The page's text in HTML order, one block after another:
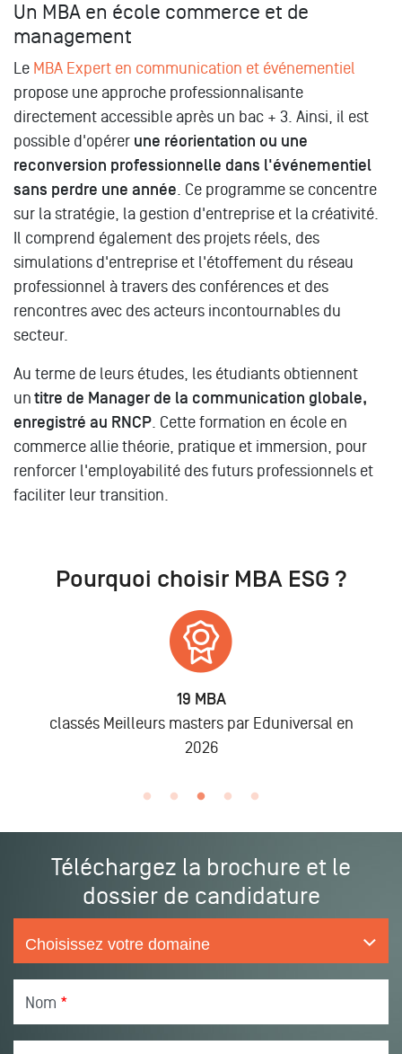
Un MBA en école commerce et de
management
Le MBA Expert en communication et événementiel
propose une approche professionnalisante
directement accessible après un bac + 3. Ainsi, il est
possible d'opérer une réorientation ou une
reconversion professionnelle dans l'événementiel
sans perdre une année. Ce programme se concentre
sur la stratégie, la gestion d'entreprise et la créativité.
Il comprend également des projets réels, des
simulations d'entreprise et l'étoffement du réseau
professionnel à travers des conférences et des
rencontres avec des acteurs incontournables du
secteur.
Au terme de leurs études, les étudiants obtiennent
un titre de Manager de la communication globale,
enregistré au RNCP. Cette formation en école en
commerce allie théorie, pratique et immersion, pour
renforcer l'employabilité des futurs professionnels et
faciliter leur transition.
Pourquoi choisir MBA ESG ?
6 875Alumni
lors des promo 2019 à 2025
Téléchargez la brochure et le
dossier de candidature
Nom *